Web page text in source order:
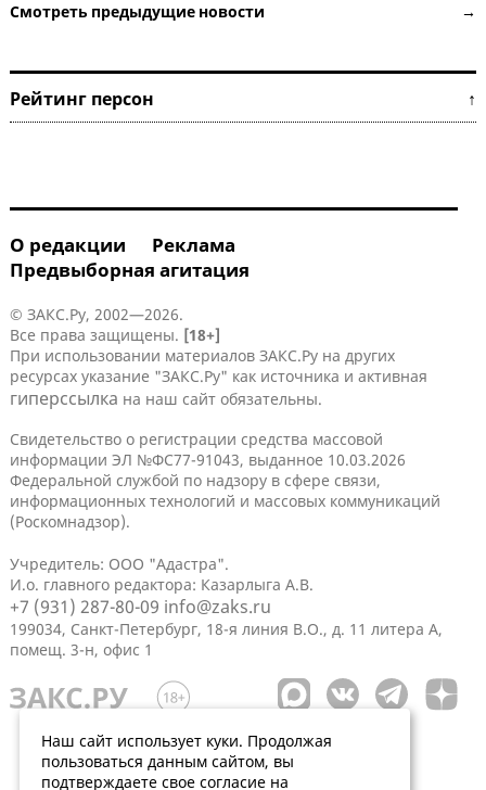
Смотреть предыдущие новости →
Рейтинг персон ↑
О редакции
Реклама
Предвыборная агитация
© ЗАКС.Ру, 2002—2026.
Все права защищены. [18+]
При использовании материалов ЗАКС.Ру на других
ресурсах указание "ЗАКС.Ру" как источника и активная
гиперссылка на наш сайт обязательны.
Свидетельство о регистрации средства массовой
информации ЭЛ №ФС77-91043, выданное 10.03.2026
Федеральной службой по надзору в сфере связи,
информационных технологий и массовых коммуникаций
(Роскомнадзор).
Учредитель: ООО "Адастра".
И.о. главного редактора: Казарлыга А.В.
+7 (931) 287-80-09 info@zaks.ru
199034, Санкт-Петербург, 18-я линия В.О., д. 11 литера А,
помещ. 3-н, офис 1
Наш сайт использует куки. Продолжая
пользоваться данным сайтом, вы
подтверждаете свое согласие на